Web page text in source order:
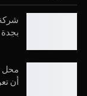
بجدة
محل
أن